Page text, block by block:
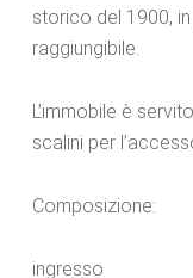
storico del 1900,
raggiungibile.
L’immobile è
scalini per
Composizione:
ingresso